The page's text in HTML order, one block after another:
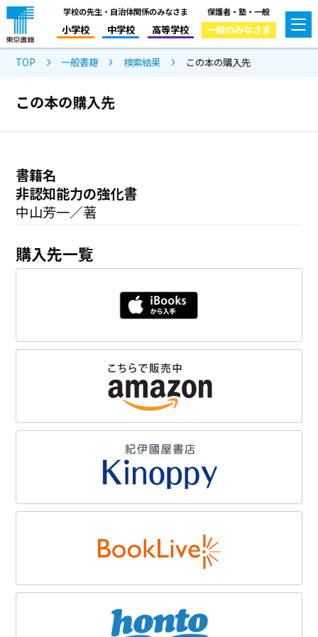
学校の先生・自治体関係のみなさま
小学校 中学校 高等学校
保護者・塾・一般
一般のみなさま
TOP 一般書籍 検索結果 この本の購入先
この本の購入先
書籍名
非認知能力の強化書
中山芳一／著
購入先一覧